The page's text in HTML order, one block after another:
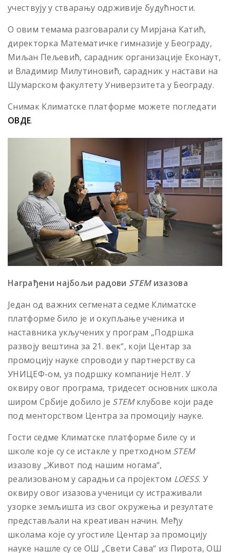
учествују у стварању одрживије будућности.
О овим темама разговарали су Мирјана Катић,
директорка Математичке гимназије у Београду,
Миљан Пељевић, сарадник организације Еконаут,
и Владимир Милутиновић, сарадник у настави на
Шумарском факултету Универзитета у Београду.
Снимак Климатске платформе можете погледати
ОВДЕ.
Награђени најбољи радови STEMизазова
Један од важних сегмената седме Климатске
платформе било је и окупљање ученика и
наставника укључених у програм „Подршка
развоју вештина за 21. век“, који Центар за
промоцију науке спроводи у партнерству са
УНИЦЕФ-ом, уз подршку компаније Нелт. У
оквиру овог програма, тридесет основних школа
широм Србије добило је STEMклубове који раде
под менторством Центра за промоцију науке.
Гости седме Климатске платформе биле су и
школе које су се истакле у претходном STEM
изазову „Живот под нашим ногама“,
реализованом у сарадњи са пројектом LOESS. У
оквиру овог изазова ученици су истраживали
узорке земљишта из свог окружења и резултате
представљали на креативан начин. Међу
школама које су угостиле Центар за промоцију
науке нашле су се ОШ „Свети Сава“ из Пирота, ОШ